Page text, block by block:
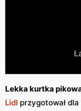
Lekka kurtka
Lidl przygotował